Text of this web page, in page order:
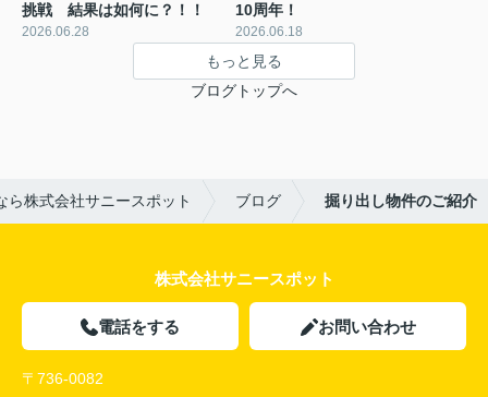
挑戦 結果は如何に？！！
2026.06.28
10周年！
2026.06.18
もっと見る
ブログトップへ
株式会社サニースポット ブログ 掘り出し物件のご紹介
株式会社サニースポット
電話をする お問い合わせ
〒736-0082